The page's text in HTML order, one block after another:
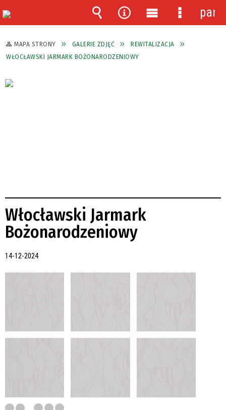
MAPA STRONY GALERIE ZDJĘĆ
REWITALIZACJA
WŁOCŁAWSKI JARMARK BOŻONARODZENIOWY
Włocławski Jarmark
Bożonarodzeniowy
14-12-2024
Wyszukiwarka
Narzędzia
Menu
główne
Menu